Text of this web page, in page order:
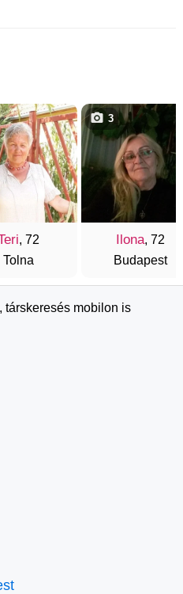
, 72
Tolna
Ilona, 72
Budapest
3
társkeresés mobilon is